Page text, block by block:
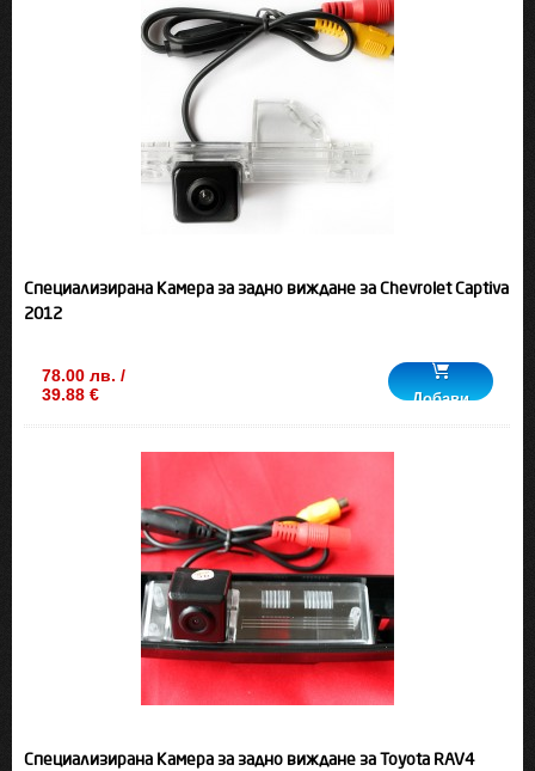
Специализирана Камера за задно виждане за Chevrolet Captiva
2012
78.00 лв. /
39.88 €
Добави
Специализирана Камера за задно виждане за Toyota RAV4